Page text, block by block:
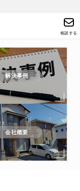
相談する
解決事例
会社概要